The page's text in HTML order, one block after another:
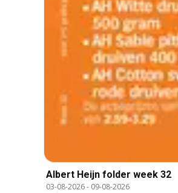
Albert Heijn folder week 32
03-08-2026- 09-08-2026